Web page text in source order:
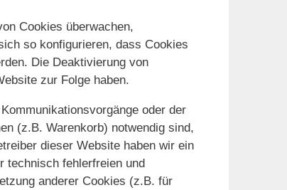
Cookies überwachen,
so konfigurieren, dass Cookies
Die Deaktivierung von
zur Folge haben.
oder der
(z.B. Warenkorb) notwendig sind,
dieser Website haben wir ein
technisch fehlerfreien und
anderer Cookies (z.B. für